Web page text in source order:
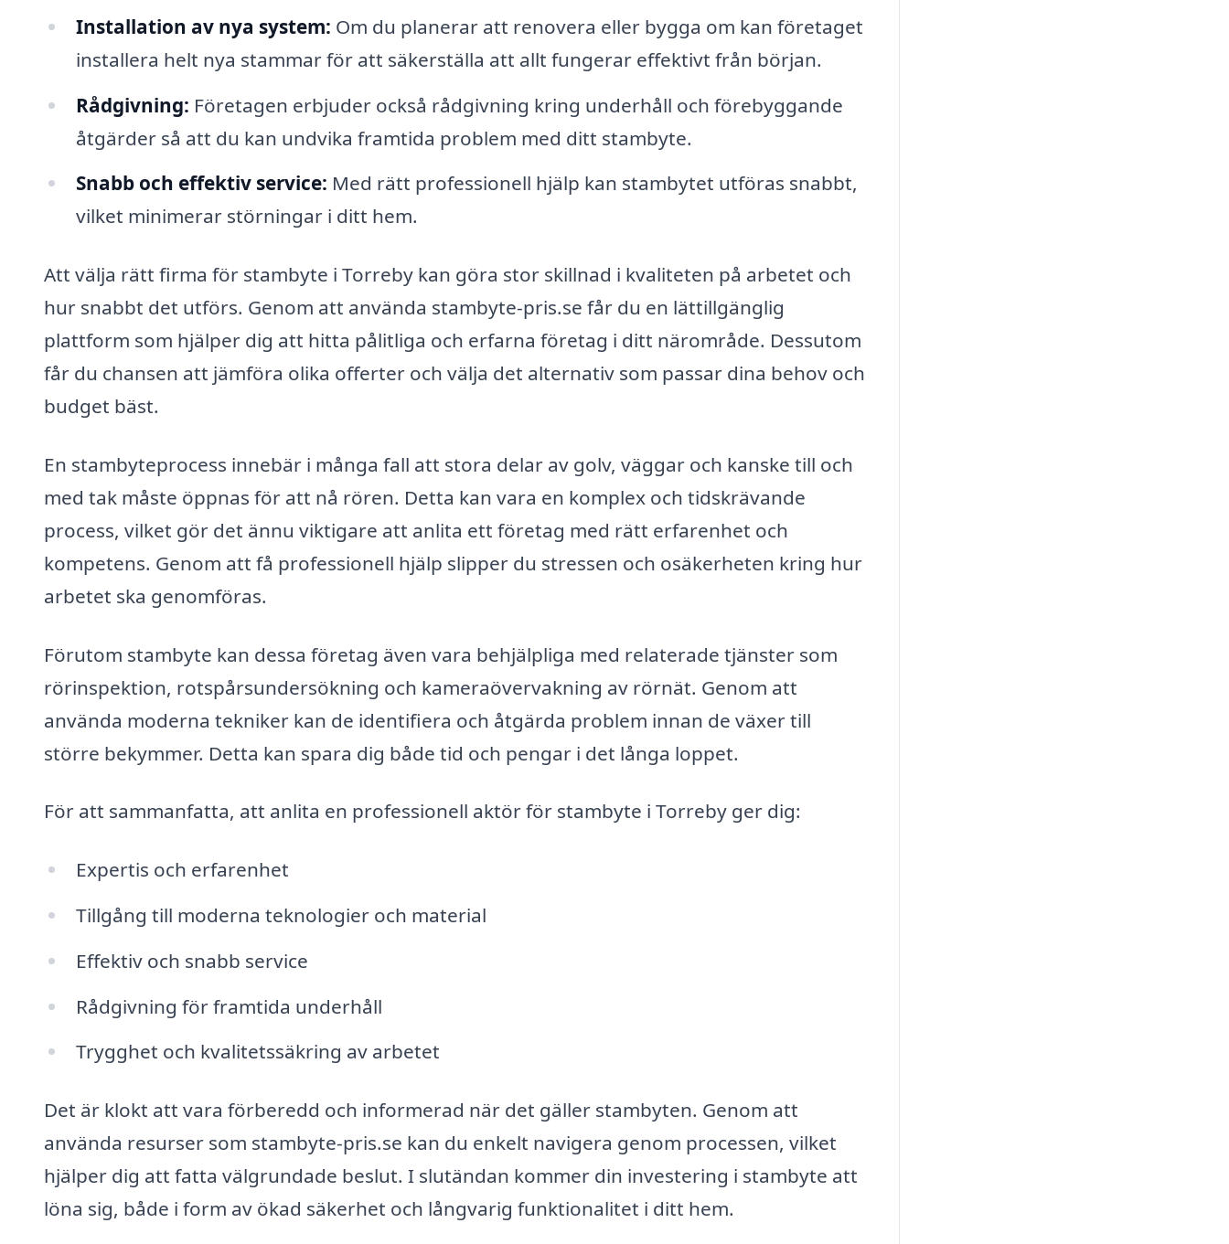
Installation av nya system: Om du planerar att renovera eller bygga om kan företaget
installera helt nya stammar för att säkerställa att allt fungerar effektivt från början.
Rådgivning: Företagen erbjuder också rådgivning kring underhåll och förebyggande
åtgärder så att du kan undvika framtida problem med ditt stambyte.
Snabb och effektiv service: Med rätt professionell hjälp kan stambytet utföras snabbt,
vilket minimerar störningar i ditt hem.
Att välja rätt firma för stambyte i Torreby kan göra stor skillnad i kvaliteten på arbetet och
hur snabbt det utförs. Genom att använda stambyte-pris.se får du en lättillgänglig
plattform som hjälper dig att hitta pålitliga och erfarna företag i ditt närområde. Dessutom
får du chansen att jämföra olika offerter och välja det alternativ som passar dina behov och
budget bäst.
En stambyteprocess innebär i många fall att stora delar av golv, väggar och kanske till och
med tak måste öppnas för att nå rören. Detta kan vara en komplex och tidskrävande
process, vilket gör det ännu viktigare att anlita ett företag med rätt erfarenhet och
kompetens. Genom att få professionell hjälp slipper du stressen och osäkerheten kring hur
arbetet ska genomföras.
Förutom stambyte kan dessa företag även vara behjälpliga med relaterade tjänster som
rörinspektion, rotspårsundersökning och kameraövervakning av rörnät. Genom att
använda moderna tekniker kan de identifiera och åtgärda problem innan de växer till
större bekymmer. Detta kan spara dig både tid och pengar i det långa loppet.
För att sammanfatta, att anlita en professionell aktör för stambyte i Torreby ger dig:
Expertis och erfarenhet
Tillgång till moderna teknologier och material
Effektiv och snabb service
Rådgivning för framtida underhåll
Trygghet och kvalitetssäkring av arbetet
Det är klokt att vara förberedd och informerad när det gäller stambyten. Genom att
använda resurser som stambyte-pris.se kan du enkelt navigera genom processen, vilket
hjälper dig att fatta välgrundade beslut. I slutändan kommer din investering i stambyte att
löna sig, både i form av ökad säkerhet och långvarig funktionalitet i ditt hem.